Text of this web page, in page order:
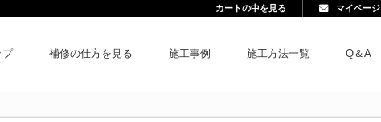
カートの中を見る マイページ
プ 補修の仕方を見る 施工事例 施工方法一覧 Q＆A